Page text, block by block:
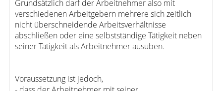
Grundsätzlich darf der Arbeitnehmer also mit
verschiedenen Arbeitgebern mehrere sich zeitlich
nicht überschneidende Arbeitsverhältnisse
abschließen oder eine selbstständige Tätigkeit neben
seiner Tätigkeit als Arbeitnehmer ausüben.
Voraussetzung ist jedoch,